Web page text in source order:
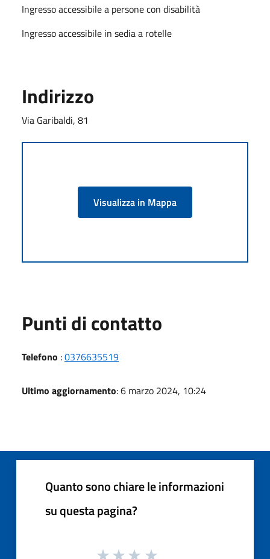
Ingresso accessibile a persone con disabilità
Ingresso accessibile in sedia a rotelle
Indirizzo
Via Garibaldi, 81
Visualizza in Mappa
Punti di contatto
Telefono :0376635519
Ultimo aggiornamento: 6 marzo 2024, 10:24
Quanto sono chiare le informazioni
su questa pagina?